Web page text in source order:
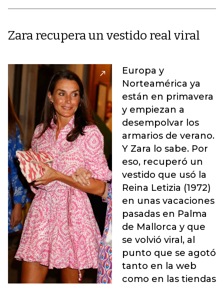
Zara recupera un vestido real viral
Europa y
Norteamérica ya
están en primavera
y empiezan a
desempolvar los
armarios de verano.
Y Zara lo sabe. Por
eso, recuperó un
vestido que usó la
Reina Letizia (1972)
en unas vacaciones
pasadas en Palma
de Mallorca y que
se volvió viral, al
punto que se agotó
tanto en la web
como en las tiendas